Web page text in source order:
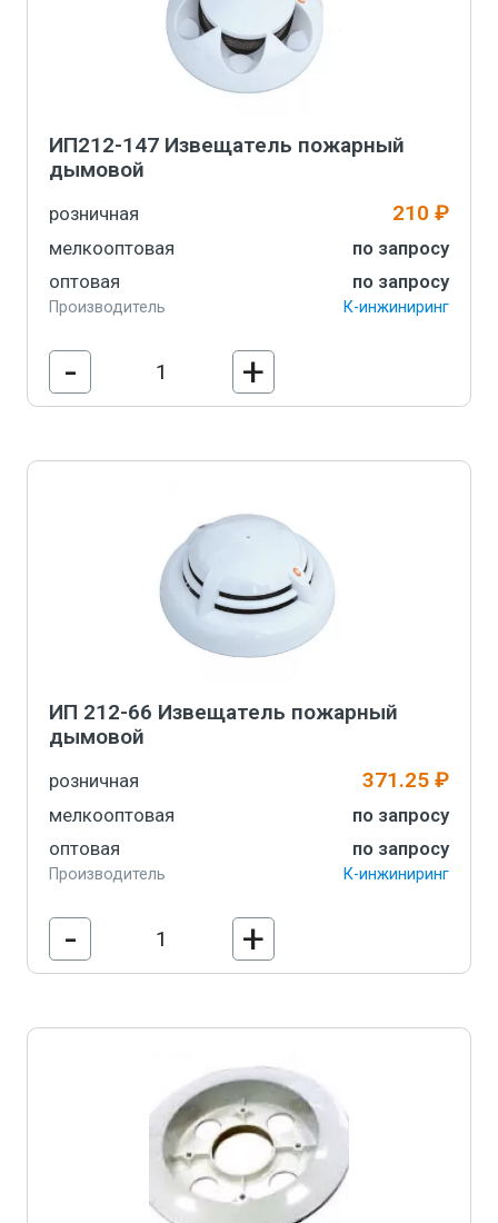
ИП212-147 Извещатель пожарный
дымовой
розничная 210 ₽
мелкооптовая
по запросу
оптовая
по запросу
Производитель К-инжиниринг
- +
ИП 212-66 Извещатель пожарный
дымовой
розничная 371.25 ₽
мелкооптовая
по запросу
оптовая
по запросу
Производитель К-инжиниринг
- +